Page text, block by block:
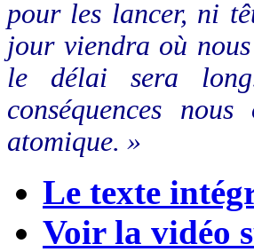
pour les lancer, ni
jour viendra où
le délai sera
conséquences
atomique. »
Le texte
Voir la vidéo